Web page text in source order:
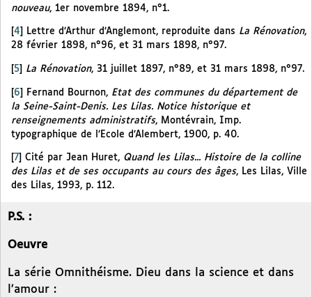
nouveau, 1er novembre 1894, n°1.
4 Lettre d’Arthur d’Anglemont, reproduite dans La Rénovation,
28 février 1898, n°96, et 31 mars 1898, n°97.
5 La Rénovation, 31 juillet 1897, n°89, et 31 mars 1898, n°97.
[6] Fernand Bournon, Etat des communes du département de
la Seine-Saint-Denis. Les Lilas. Notice historique et
renseignements administratifs, Montévrain, Imp.
typographique de l’Ecole d’Alembert, 1900, p. 40.
7 Cité par Jean Huret, Quand les Lilas... Histoire de la colline
des Lilas et de ses occupants au cours des âges, Les Lilas, Ville
des Lilas, 1993, p. 112.
P.S. :
Oeuvre
La série Omnithéisme. Dieu dans la science et dans
l’amour :